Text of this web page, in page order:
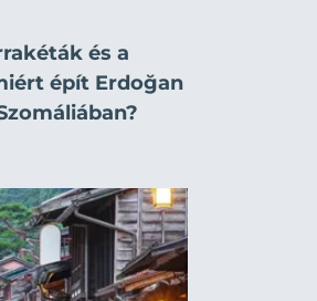
és a
épít Erdoğan